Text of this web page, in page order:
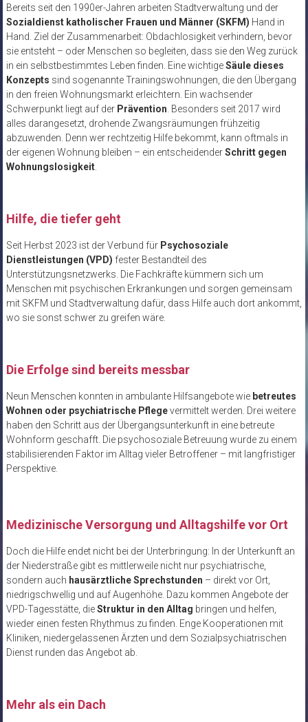
Bereits seit den 1990er-Jahren arbeiten Stadtverwaltung und der
Sozialdienst katholischer Frauen und Männer (SKFM) Hand in
Hand. Ziel der Zusammenarbeit: Obdachlosigkeit verhindern, bevor
sie entsteht – oder Menschen so begleiten, dass sie den Weg zurück
in ein selbstbestimmtes Leben finden. Eine wichtigeSäule dieses
Konzepts sind sogenannte Trainingswohnungen, die den Übergang
in den freien Wohnungsmarkt erleichtern. Ein wachsender
Schwerpunkt liegt auf derPrävention. Besonders seit 2017 wird
alles darangesetzt, drohende Zwangsräumungen frühzeitig
abzuwenden. Denn wer rechtzeitig Hilfe bekommt, kann oftmals in
der eigenen Wohnung bleiben – ein entscheidenderSchritt gegen
Wohnungslosigkeit.
Hilfe, die tiefer geht
Seit Herbst 2023 ist der Verbund für Psychosoziale
Dienstleistungen (VPD) fester Bestandteil des
Unterstützungsnetzwerks. Die Fachkräfte kümmern sich um
Menschen mit psychischen Erkrankungen und sorgen gemeinsam
mit SKFM und Stadtverwaltung dafür, dass Hilfe auch dort ankommt,
wo sie sonst schwer zu greifen wäre.
Die Erfolge sind bereits messbar
Neun Menschen konnten in ambulante Hilfsangebote wiebetreutes
Wohnen oder psychiatrische Pflegevermittelt werden. Drei weitere
haben den Schritt aus der Übergangsunterkunft in eine betreute
Wohnform geschafft. Die psychosoziale Betreuung wurde zu einem
stabilisierenden Faktor im Alltag vieler Betroffener – mit langfristiger
Perspektive.
Medizinische Versorgung und Alltagshilfe vor Ort
Doch die Hilfe endet nicht bei der Unterbringung: In der Unterkunft an
der Niederstraße gibt es mittlerweile nicht nur psychiatrische,
sondern auch hausärztliche Sprechstunden – direkt vor Ort,
niedrigschwellig und auf Augenhöhe. Dazu kommen Angebote der
VPD-Tagesstätte, dieStruktur in den Alltag bringen und helfen,
wieder einen festen Rhythmus zu finden. Enge Kooperationen mit
Kliniken, niedergelassenen Ärzten und dem Sozialpsychiatrischen
Dienst runden das Angebot ab.
Mehr als ein Dach